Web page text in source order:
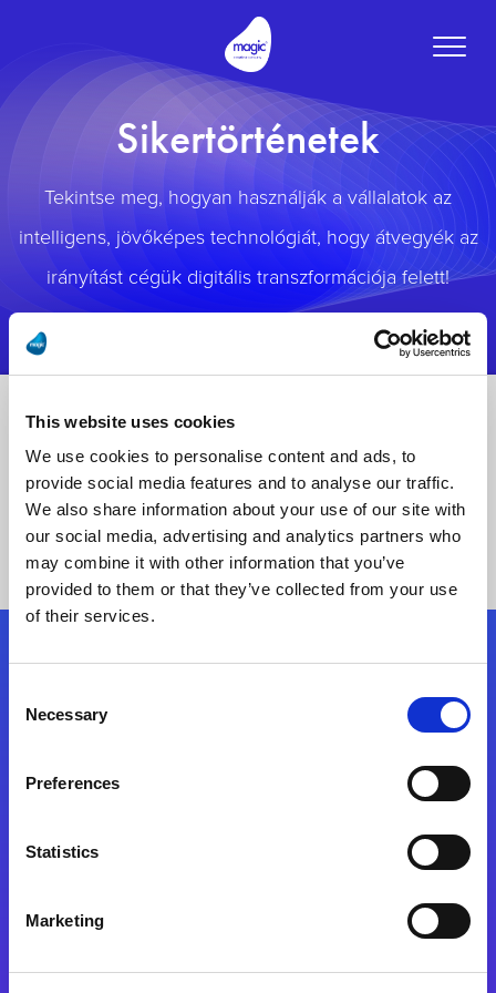
This website uses cookies
We use cookies to personalise content and ads, to
provide social media features and to analyse our traffic.
We also share information about your use of our site with
our social media, advertising and analytics partners who
may combine it with other information that you’ve
provided to them or that they’ve collected from your use
of their services.
Selection
Necessary
Preferences
Statistics
Marketing
Toggle
Sikertörténetek
Tekintse meg, hogyan használják a vállalatok az
intelligens, jövőképes technológiát, hogy átvegyék az
irányítást cégük digitális transzformációja felett!
Kövessen minket!